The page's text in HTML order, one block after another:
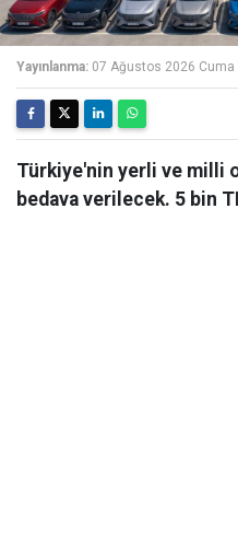
Yayınlanma: 07 Ağustos 2026 Cuma
Türkiye'nin yerli ve milli
bedava verilecek. 5 bin